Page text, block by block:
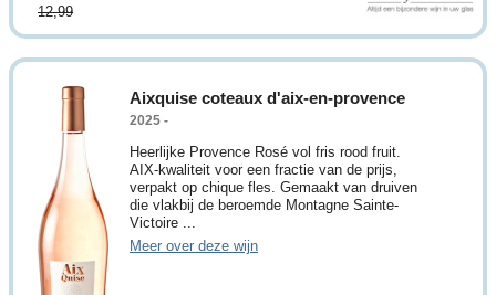
12,99
Aixquise coteaux d'aix-en-provence
2025 -
Heerlijke Provence Rosé vol fris rood fruit.
AIX-kwaliteit voor een fractie van de prijs,
verpakt op chique fles. Gemaakt van druiven
die vlakbij de beroemde Montagne Sainte-
Victoire ...
Meer over deze wijn